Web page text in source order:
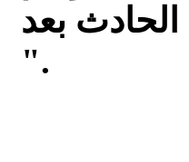
بعد
".